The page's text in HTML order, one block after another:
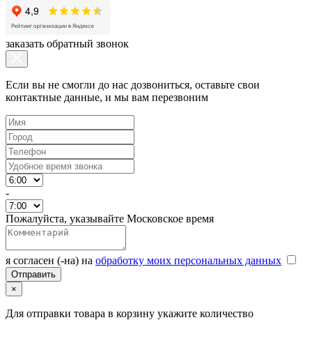
заказать обратный звонок
Если вы не смогли до нас дозвониться, оставьте свои
контактные данные, и мы вам перезвоним
-
Пожалуйста, указывайте Московское время
я согласен (-на) на обработку моих персональных данных
×
Для отправки товара в корзину укажите количество